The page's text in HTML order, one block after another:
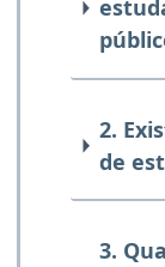
2.
de
3.